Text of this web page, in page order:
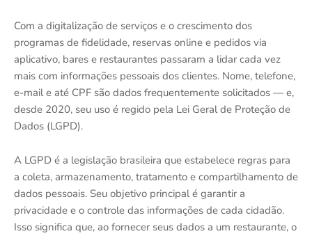
Com a digitalização de serviços e o crescimento dos
programas de fidelidade, reservas online e pedidos via
aplicativo, bares e restaurantes passaram a lidar cada vez
mais com informações pessoais dos clientes. Nome, telefone,
e-mail e até CPF são dados frequentemente solicitados — e,
desde 2020, seu uso é regido pela Lei Geral de Proteção de
Dados (LGPD).
A LGPD é a legislação brasileira que estabelece regras para
a coleta, armazenamento, tratamento e compartilhamento de
dados pessoais. Seu objetivo principal é garantir a
privacidade e o controle das informações de cada cidadão.
Isso significa que, ao fornecer seus dados a um restaurante, o